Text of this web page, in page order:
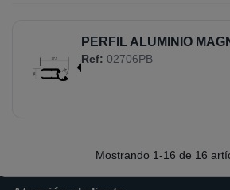
PERFIL ALUMINIO
Ref: 02706PB
Mostrando 1-16 de 16